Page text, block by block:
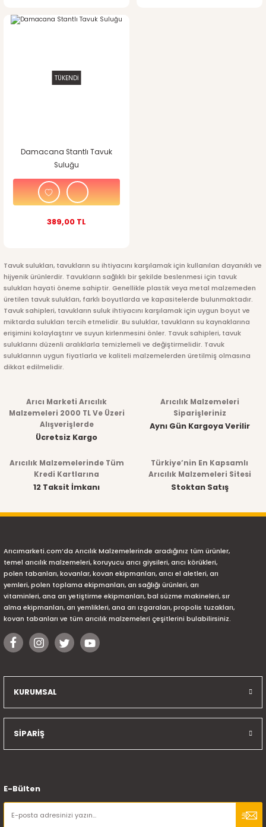
TÜKENDİ
Damacana Stantlı Tavuk
Suluğu
389,00 TL
Tavuk sulukları, tavukların su ihtiyacını karşılamak için kullanılan dayanıklı ve
hijyenik ürünlerdir. Tavukların sağlıklı bir şekilde beslenmesi için tavuk
sulukları hayati öneme sahiptir. Genellikle plastik veya metal malzemeden
üretilen tavuk sulukları, farklı boyutlarda ve kapasitelerde bulunmaktadır.
Tavuk sahipleri, tavukların suluk ihtiyacını karşılamak için uygun boyut ve
miktarda sulukları tercih etmelidir. Bu suluklar, tavukların su kaynaklarına
erişimini kolaylaştırır ve suyun kirlenmesini önler. Tavuk sahipleri, tavuk
suluklarını düzenli aralıklarla temizlemeli ve değiştirmelidir. Tavuk
suluklarının uygun fiyatlarla ve kaliteli malzemelerden üretilmiş olmasına
dikkat edilmelidir.
Arıcı Marketi Arıcılık
Malzemeleri 2000 TL Ve Üzeri
Alışverişlerde
Ücretsiz Kargo
Arıcılık Malzemeleri
Siparişleriniz
Aynı Gün Kargoya Verilir
Arıcılık Malzemelerinde Tüm
Kredi Kartlarına
12 Taksit İmkanı
Türkiye’nin En Kapsamlı
Arıcılık Malzemeleri Sitesi
Stoktan Satış
Arıcımarketi.com’da Arıcılık Malzemelerinde aradığınız tüm ürünler,
temel arıcılık malzemeleri, koruyucu arıcı giysileri, arıcı körükleri,
polen tabanları, kovanlar, kovan ekipmanları, arıcı el aletleri, arı
yemleri, polen toplama ekipmanları, arı sağlığı ürünleri, arı
vitaminleri, ana arı yetiştirme ekipmanları, bal süzme makineleri, sır
alma ekipmanları, arı yemlikleri, ana arı ızgaraları, propolis tuzakları,
kovan tabanları ve tüm arıcılık malzemeleri çeşitlerini bulabilirsiniz.
KURUMSAL
SİPARİŞ
E-Bülten